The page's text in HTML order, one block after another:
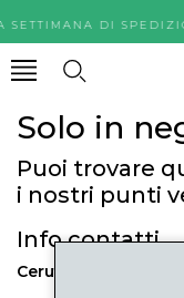
SETTIMANA DI
Solo in
Puoi trovare
i nostri punti
Info contatti
Cerutti Boutique